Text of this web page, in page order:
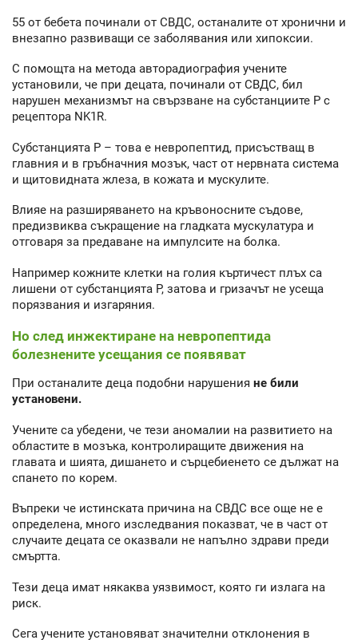
55 от бебета починали от СВДС, останалите от хронични и
внезапно развиващи се заболявания или хипоксии.
С помощта на метода авторадиография учените
установили, че при децата, починали от СВДС, бил
нарушен механизмът на свързване на субстанциите Р с
рецептора NK1R.
Субстанцията Р – това е невропептид, присъстващ в
главния и в гръбначния мозък, част от нервната система
и щитовидната жлеза, в кожата и мускулите.
Влияе на разширяването на кръвоносните съдове,
предизвиква съкращение на гладката мускулатура и
отговаря за предаване на импулсите на болка.
Например кожните клетки на голия къртичест плъх са
лишени от субстанцията Р, затова и гризачът не усеща
порязвания и изгаряния.
Но след инжектиране на невропептида
болезнените усещания се появяват
При останалите деца подобни нарушения не били
установени.
Учените са убедени, че тези аномалии на развитието на
областите в мозъка, контролиращите движения на
главата и шията, дишането и сърцебиенето се дължат на
спането по корем.
Въпреки че истинската причина на СВДС все още не е
определена, много изследвания показват, че в част от
случаите децата се оказвали не напълно здрави преди
смъртта.
Тези деца имат някаква уязвимост, която ги излага на
риск.
Сега учените установяват значителни отклонения в